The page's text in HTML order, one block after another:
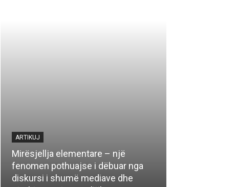
ARTIKUJ
Mirësjellja elementare – një
fenomen pothuajse i dëbuar nga
diskursi i shumë mediave dhe